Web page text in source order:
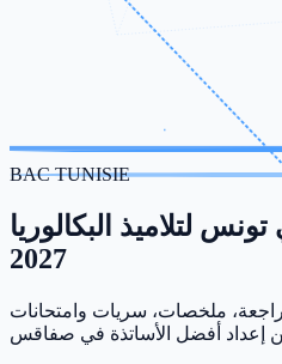
BAC TUNISIE
لتلاميذ البكالوريا
2027
ملخصات، سريات وامتحانات